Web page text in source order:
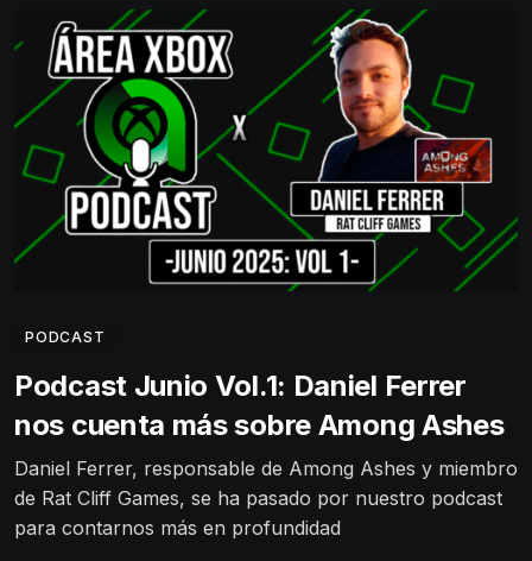
PODCAST
Podcast Junio Vol.1: Daniel Ferrer
nos cuenta más sobre Among Ashes
Daniel Ferrer, responsable de Among Ashes y miembro
de Rat Cliff Games, se ha pasado por nuestro podcast
para contarnos más en profundidad